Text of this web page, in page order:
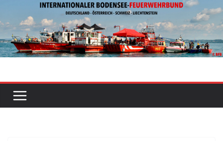
Inhalt
springen